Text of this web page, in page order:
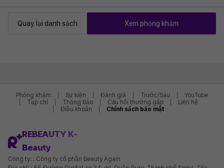
Quay lại danh sách Xem phòng khám
Phòng khám Sự kiện Đánh giá Trước/Sau
YouTube
Tạp chí
Thông báo Câu hỏi thường gặp
Liên hệ
Điều khoản
Chính sách bảo mật
REBEAUTY K-
Beauty
Công ty: : Công ty cổ phần Beauty Again